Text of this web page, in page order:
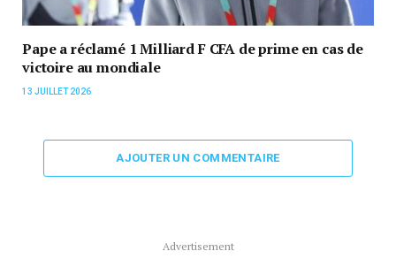
Pape a réclamé 1 Milliard F CFA de prime en cas de
victoire au mondiale
13 JUILLET 2026
AJOUTER UN COMMENTAIRE
Advertisement